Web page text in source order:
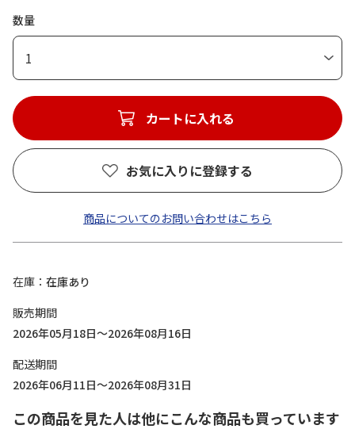
数量
1
カートに入れる
お気に入りに登録する
商品についてのお問い合わせはこちら
在庫
在庫あり
販売期間
2026年05月18日～2026年08月16日
配送期間
2026年06月11日～2026年08月31日
この商品を見た人は他にこんな商品も買っています